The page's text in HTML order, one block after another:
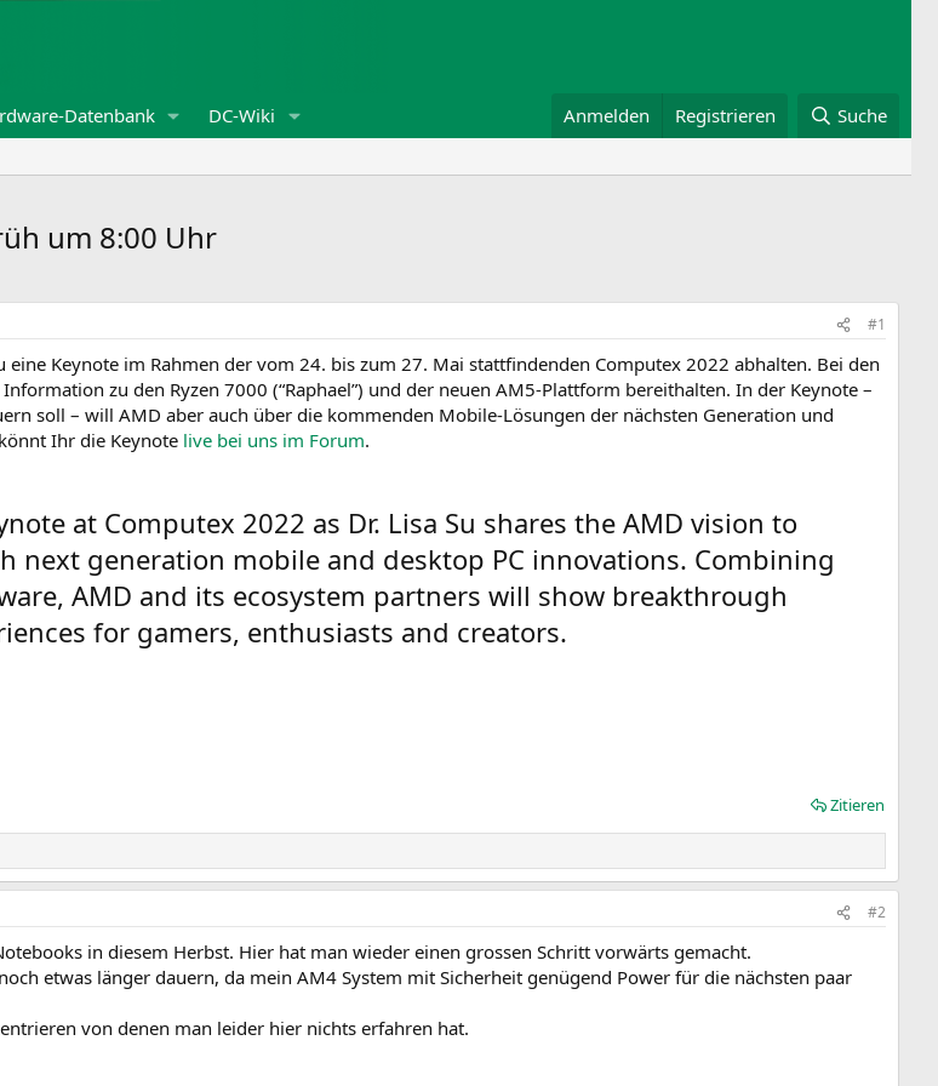
Datenbank DC-Wiki Anmelden Registrieren Suche
um 8:00 Uhr
#1
Keynote im Rahmen der vom 24. bis zum 27. Mai stattfindenden Computex 2022 abhalten. Bei den
zu den Ryzen 7000 (“Raphael”) und der neuen AM5-Plattform bereithalten. In der Keynote –
soll – will AMD aber auch über die kommenden Mobile-Lösungen der nächsten Generation und
Ihr die Keynote live bei uns im Forum.
at Computex 2022 as Dr. Lisa Su shares the AMD vision to
next generation mobile and desktop PC innovations. Combining
AMD and its ecosystem partners will show breakthrough
for gamers, enthusiasts and creators.
Zitieren
#2
in diesem Herbst. Hier hat man wieder einen grossen Schritt vorwärts gemacht.
etwas länger dauern, da mein AM4 System mit Sicherheit genügend Power für die nächsten paar
von denen man leider hier nichts erfahren hat.